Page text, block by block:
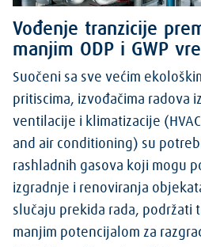
Vođenje tranzicije
manjim ODP i GWP
Suočeni sa sve većim
pritiscima, izvođačima radova
ventilacije i klimatizacije
and air conditioning) su
rashladnih gasova koji mogu
izgradnje i renoviranja
slučaju prekida rada, podržati
manjim potencijalom za